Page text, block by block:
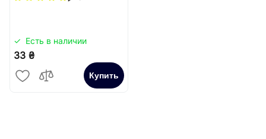
Есть в наличии
33 ₴
Купить